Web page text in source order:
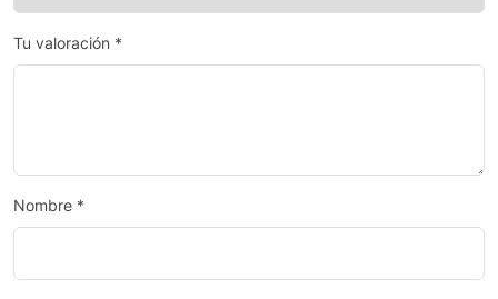
Tu valoración *
Nombre *